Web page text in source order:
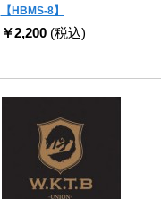
【HBMS-8】
￥2,200 (税込)